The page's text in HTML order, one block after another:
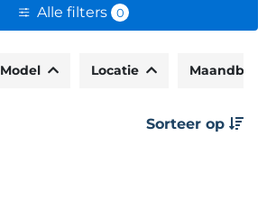
Alle filters 0
Model Locatie
Sorteer op